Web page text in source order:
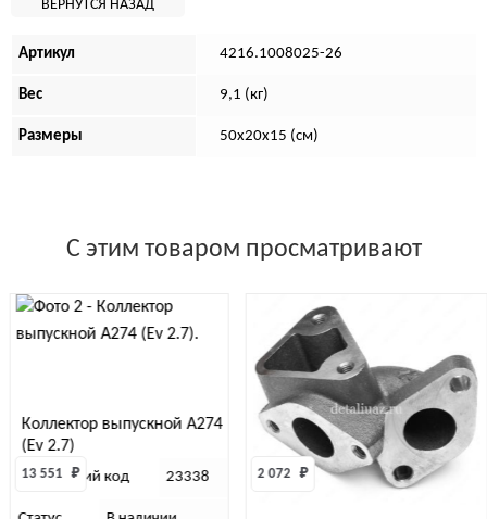
Артикул 4216.1008025-26
Вес 9,1 (кг)
Размеры 50х20х15 (см)
С этим товаром просматривают
Коллектор выпускной А274
(Ev 2.7)
13 551 ₽
Внутренний код 23338 2 072 ₽